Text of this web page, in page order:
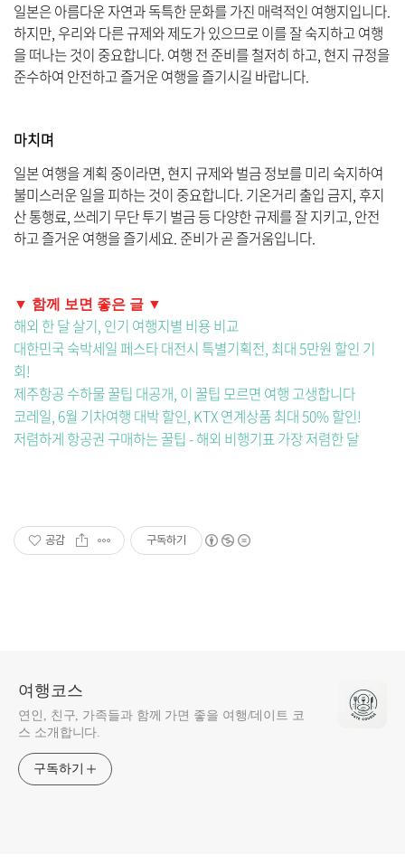
일본은 아름다운 자연과 독특한 문화를 가진 매력적인 여행지입니다.
하지만, 우리와 다른 규제와 제도가 있으므로 이를 잘 숙지하고 여행
을 떠나는 것이 중요합니다. 여행 전 준비를 철저히 하고, 현지 규정을
준수하여 안전하고 즐거운 여행을 즐기시길 바랍니다.
마치며
일본 여행을 계획 중이라면, 현지 규제와 벌금 정보를 미리 숙지하여
불미스러운 일을 피하는 것이 중요합니다. 기온거리 출입 금지, 후지
산 통행료, 쓰레기 무단 투기 벌금 등 다양한 규제를 잘 지키고, 안전
하고 즐거운 여행을 즐기세요. 준비가 곧 즐거움입니다.
▼ 함께 보면 좋은 글 ▼
해외 한 달 살기, 인기 여행지별 비용 비교
대한민국 숙박세일 페스타 대전시 특별기획전, 최대 5만원 할인 기
회!
제주항공 수하물 꿀팁 대공개, 이 꿀팁 모르면 여행 고생합니다
코레일, 6월 기차여행 대박 할인, KTX 연계상품 최대 50% 할인!
저렴하게 항공권 구매하는 꿀팁 - 해외 비행기표 가장 저렴한 달
공감 구독하기
여행코스
연인, 친구, 가족들과 함께 가면 좋을 여행/데이트 코
스 소개합니다.
구독하기